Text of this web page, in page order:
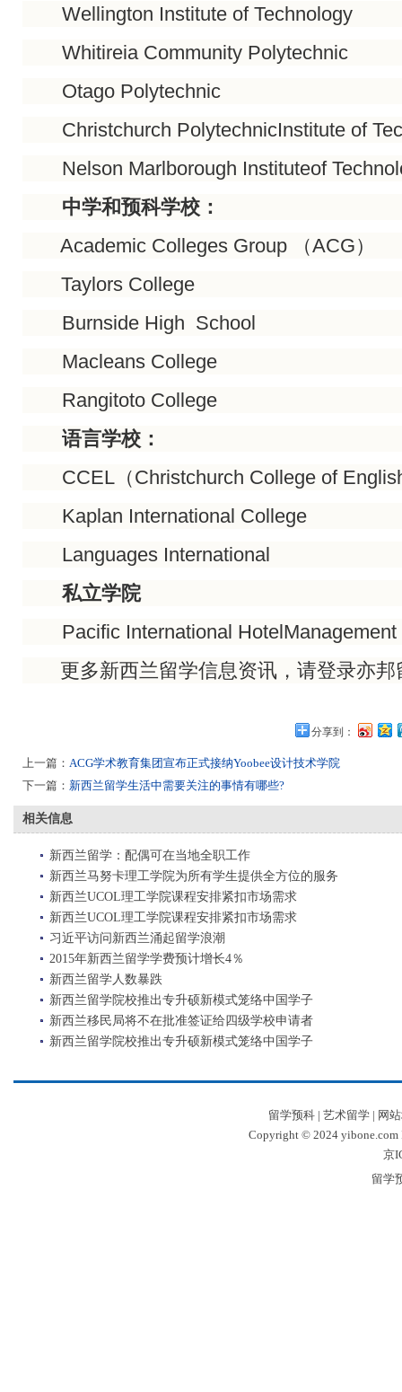
Wellington Institute of Technology
Whitireia Community Polytechnic
Otago Polytechnic
Christchurch PolytechnicInstitute of
Nelson Marlborough Instituteof
中学和预科学校：
Academic Colleges Group （ACG）
Taylors College
Burnside High School
Macleans College
Rangitoto College
语言学校：
CCEL（Christchurch College of
Kaplan International College
Languages International
私立学院
Pacific International HotelManagement
更多新西兰留学信息资讯，请登录亦邦
分享到：
上一篇： ACG学术教育集团宣布正式接纳Yoobee设计技术学院
下一篇： 新西兰留学生活中需要关注的事情有哪些?
相关信息
新西兰留学：配偶可在当地全职工作
新西兰马努卡理工学院为所有学生提供全方位的服务
新西兰UCOL理工学院课程安排紧扣市场需求
新西兰UCOL理工学院课程安排紧扣市场需求
习近平访问新西兰涌起留学浪潮
2015年新西兰留学学费预计增长4％
新西兰留学人数暴跌
新西兰留学院校推出专升硕新模式笼络中国学子
新西兰移民局将不在批准签证给四级学校申请者
新西兰留学院校推出专升硕新模式笼络中国学子
留学预科| 艺术留学| 网
Copyright © 2024 yibone.com
京
留学